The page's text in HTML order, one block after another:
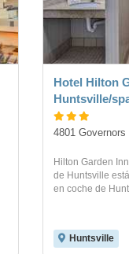
Hotel Hilton
Huntsville/
4801
Hilton Garden
de Huntsville
en coche de
Huntsville